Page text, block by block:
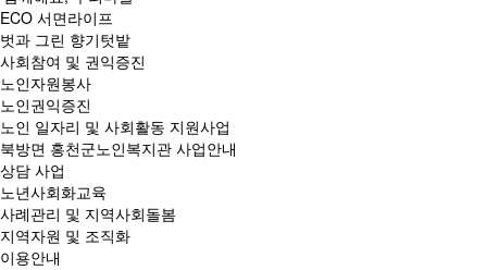
ECO 서면라이프
벗과 그린 향기텃밭
사회참여 및 권익증진
노인자원봉사
노인권익증진
노인 일자리 및 사회활동 지원사업
북방면 홍천군노인복지관 사업안내
상담 사업
노년사회화교육
사례관리 및 지역사회돌봄
지역자원 및 조직화
이용안내